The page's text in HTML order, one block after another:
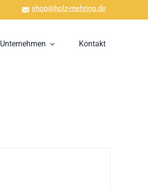
shop@holz-mehring.de
Unternehmen Kontakt